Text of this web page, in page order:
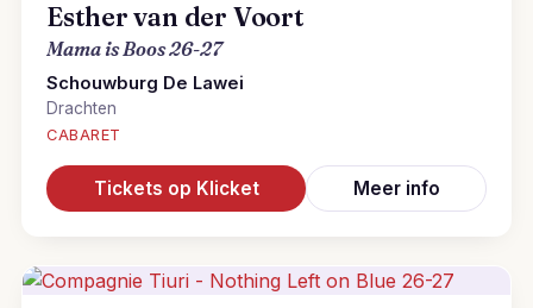
Esther van der Voort
Mama is Boos 26-27
Schouwburg De Lawei
Drachten
CABARET
Tickets op Klicket Meer info